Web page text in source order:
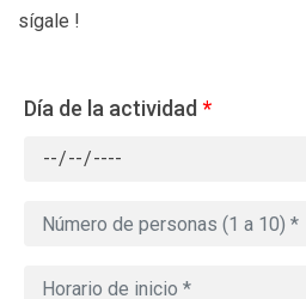
sígale !
Día de la actividad *